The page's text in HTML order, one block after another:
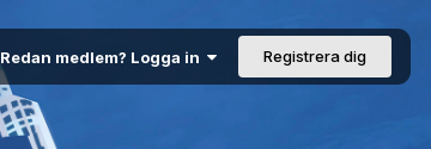
Redan medlem? Logga in Registrera dig